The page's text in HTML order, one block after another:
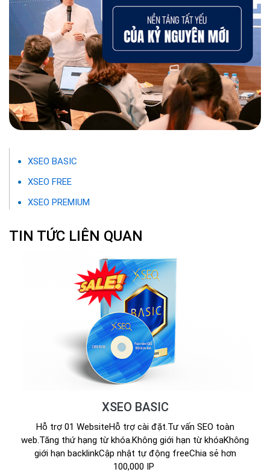
XSEO BASIC
XSEO FREE
XSEO PREMIUM
TIN TỨC LIÊN QUAN
XSEO BASIC
Hỗ trợ 01 WebsiteHỗ trợ cài đặt.Tư vấn SEO toàn
web.Tăng thứ hạng từ khóa.Không giới hạn từ khóaKhông
giới hạn backlinkCập nhật tự động freeChia sẻ hơn
100,000 IP